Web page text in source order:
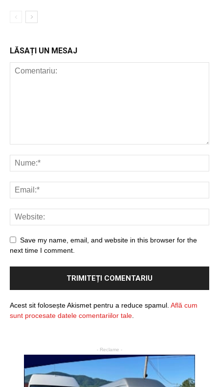
LĂSAȚI UN MESAJ
Save my name, email, and website in this browser for the
next time I comment.
Acest sit folosește Akismet pentru a reduce spamul. Află cum
sunt procesate datele comentariilor tale
- Reclame -